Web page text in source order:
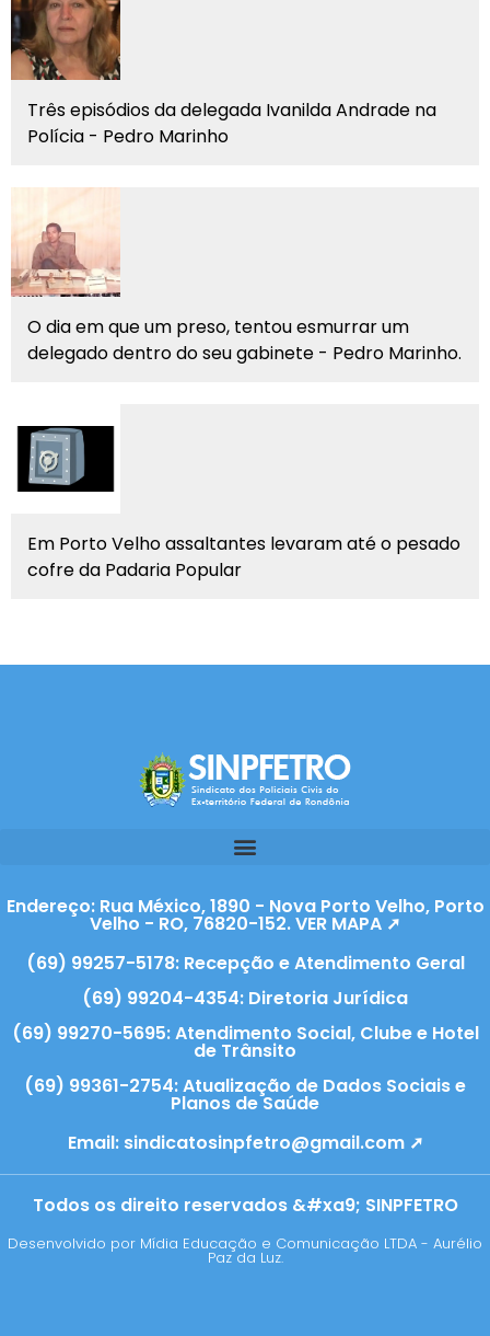
Três episódios da delegada Ivanilda Andrade na
Polícia - Pedro Marinho
O dia em que um preso, tentou esmurrar um
delegado dentro do seu gabinete - Pedro Marinho.
Em Porto Velho assaltantes levaram até o pesado
cofre da Padaria Popular
Endereço: Rua México, 1890 - Nova Porto Velho, Porto
Velho - RO, 76820-152. VER MAPA ➚
(69) 99257-5178: Recepção e Atendimento Geral
(69) 99204-4354: Diretoria Jurídica
(69) 99270-5695: Atendimento Social, Clube e Hotel
de Trânsito
(69) 99361-2754: Atualização de Dados Sociais e
Planos de Saúde
Email: sindicatosinpfetro@gmail.com ➚
Todos os direito reservados &#xa9; SINPFETRO
Desenvolvido por Mídia Educação e Comunicação LTDA - Aurélio
Paz da Luz.